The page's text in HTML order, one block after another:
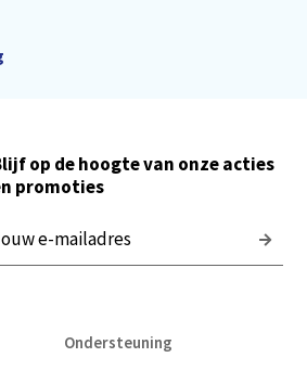
op de hoogte van onze acties
promoties
Ondersteuning